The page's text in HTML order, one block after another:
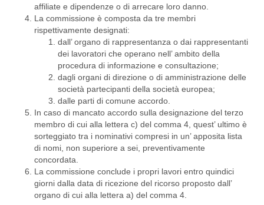
affiliate e dipendenze o di arrecare loro danno.
La commissione è composta da tre membri
rispettivamente designati:
dall’ organo di rappresentanza o dai rappresentanti
dei lavoratori che operano nell’ ambito della
procedura di informazione e consultazione;
dagli organi di direzione o di amministrazione delle
società partecipanti della società europea;
dalle parti di comune accordo.
In caso di mancato accordo sulla designazione del terzo
membro di cui alla lettera c) del comma 4, quest’ ultimo è
sorteggiato tra i nominativi compresi in un’ apposita lista
di nomi, non superiore a sei, preventivamente
concordata.
La commissione conclude i propri lavori entro quindici
giorni dalla data di ricezione del ricorso proposto dall’
organo di cui alla lettera a) del comma 4.